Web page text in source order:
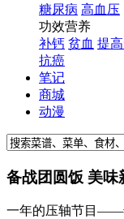
糖尿病 高血压
功效营养
补钙 贫血 提
抗癌
笔记
商城
动漫
备战团圆饭 美味
一年的压轴节目——